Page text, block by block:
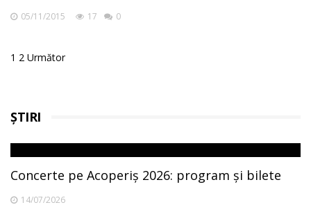
05/11/2015 17 0
Posts
1 2 Următor
ȘTIRI
Concerte pe Acoperiș 2026: program și bilete
14/07/2026